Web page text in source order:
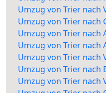
Umzug von Trier nach
Umzug von Trier nach
Umzug von Trier nach
Umzug von Trier nach
Umzug von Trier nach
Umzug von Trier nach
Umzug von Trier nach